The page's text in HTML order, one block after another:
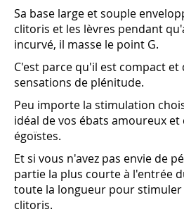
Sa base large et souple
clitoris et les lèvres pendant
incurvé, il masse le point G.
C'est parce qu'il est compact
sensations de plénitude.
Peu importe la stimulation
idéal de vos ébats amoureux et
égoïstes.
Et si vous n'avez pas envie de
partie la plus courte à l'entrée
toute la longueur pour stimuler
clitoris.